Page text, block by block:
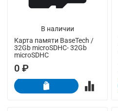
В наличии
Карта памяти BaseTech /
32Gb microSDHC- 32Gb
microSDHC
0 ₽